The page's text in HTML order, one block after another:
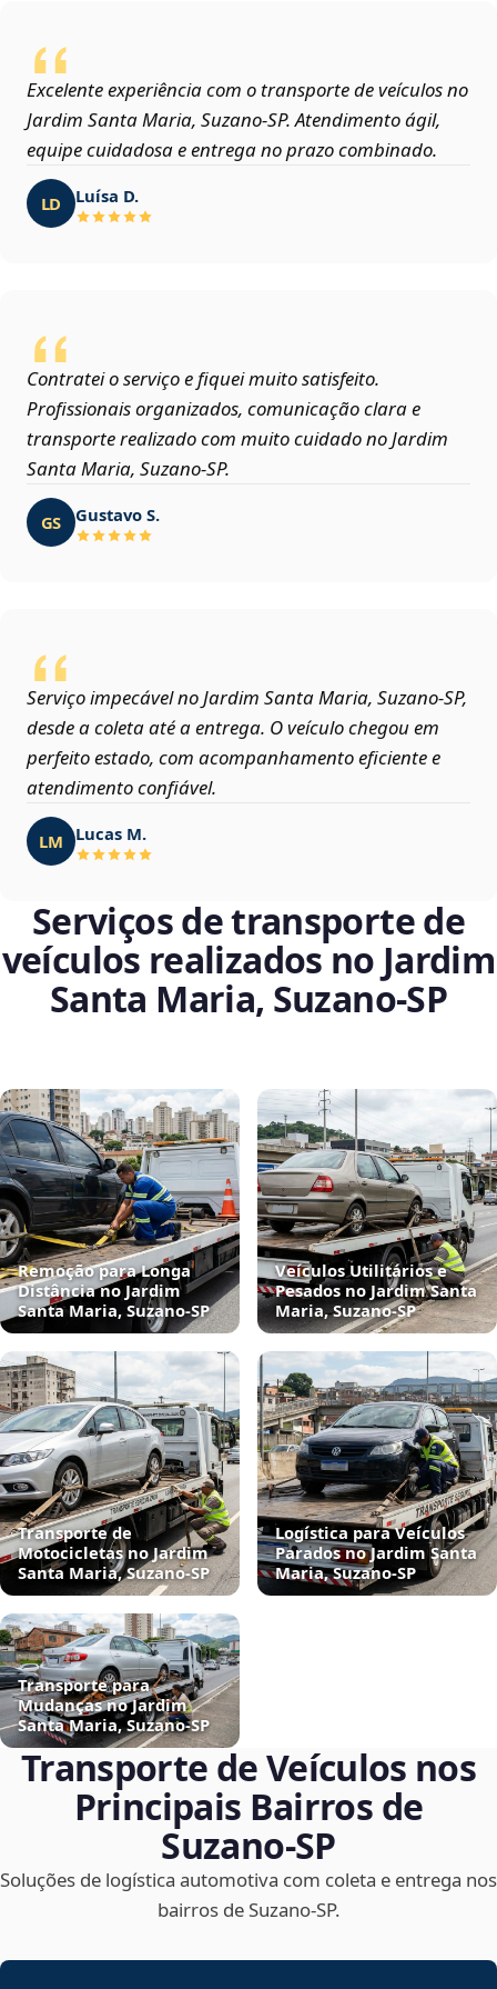
Excelente experiência com o transporte de veículos no
Jardim Santa Maria, Suzano‑SP. Atendimento ágil,
equipe cuidadosa e entrega no prazo combinado.
LD Luísa D.
Contratei o serviço e fiquei muito satisfeito.
Profissionais organizados, comunicação clara e
transporte realizado com muito cuidado no Jardim
Santa Maria, Suzano‑SP.
GS Gustavo S.
Serviço impecável no Jardim Santa Maria, Suzano‑SP,
desde a coleta até a entrega. O veículo chegou em
perfeito estado, com acompanhamento eficiente e
atendimento confiável.
LM Lucas M.
Serviços de transporte de
veículos realizados no Jardim
Santa Maria, Suzano‑SP
Remoção para Longa
Distância no Jardim
Santa Maria, Suzano‑SP
Veículos Utilitários e
Pesados no Jardim Santa
Maria, Suzano‑SP
Transporte de
Motocicletas no Jardim
Santa Maria, Suzano‑SP
Logística para Veículos
Parados no Jardim Santa
Maria, Suzano‑SP
Transporte para
Mudanças no Jardim
Santa Maria, Suzano‑SP
Transporte de Veículos nos
Principais Bairros de
Suzano‑SP
Soluções de logística automotiva com coleta e entrega nos
bairros de Suzano‑SP.